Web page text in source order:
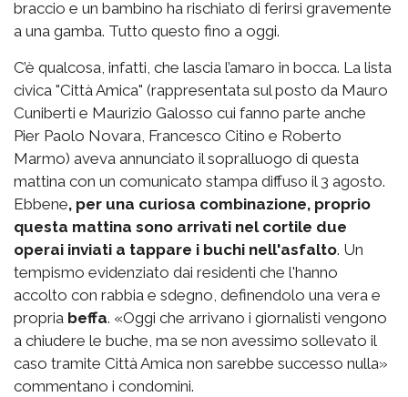
braccio e un bambino ha rischiato di ferirsi gravemente
a una gamba. Tutto questo fino a oggi.
C’è qualcosa, infatti, che lascia l’amaro in bocca. La lista
civica "Città Amica" (rappresentata sul posto da Mauro
Cuniberti e Maurizio Galosso cui fanno parte anche
Pier Paolo Novara, Francesco Citino e Roberto
Marmo) aveva annunciato il sopralluogo di questa
mattina con un comunicato stampa diffuso il 3 agosto.
Ebbene, per una curiosa combinazione, proprio
questa mattina sono arrivati nel cortile due
operai inviati a tappare i buchi nell'asfalto. Un
tempismo evidenziato dai residenti che l'hanno
accolto con rabbia e sdegno, definendolo una vera e
propria beffa. «Oggi che arrivano i giornalisti vengono
a chiudere le buche, ma se non avessimo sollevato il
caso tramite Città Amica non sarebbe successo nulla»
commentano i condomini.